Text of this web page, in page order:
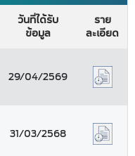
วันที่ได้รับ
ข้อมูล
ราย
ละเอียด
29/04/2569
31/03/2568